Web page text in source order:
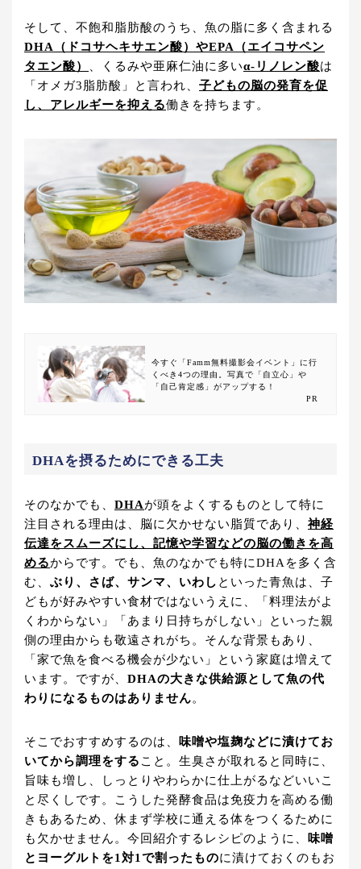
そして、不飽和脂肪酸のうち、魚の脂に多く含まれる
DHA（ドコサヘキサエン酸）やEPA（エイコサペン
タエン酸） 、くるみや亜麻仁油に多いα-リノレン酸は
「オメガ3脂肪酸」と言われ、 子どもの脳の発育を促
し、アレルギーを抑える働きを持ちます。
今すぐ「Famm無料撮影会イベント」に行
くべき4つの理由。写真で「自立心」や
「自己肯定感」がアップする！
PR
DHAを摂るためにできる工夫
そのなかでも、 DHAが頭をよくするものとして特に
注目される理由は、脳に欠かせない脂質であり、 神経
伝達をスムーズにし、記憶や学習などの脳の働きを高
めるからです。でも、魚のなかでも特にDHAを多く含
む、 ぶり、さば、サンマ、いわし といった青魚は、子
どもが好みやすい食材ではないうえに、「料理法がよ
くわからない」「あまり日持ちがしない」といった親
側の理由からも敬遠されがち。そんな背景もあり、
「家で魚を食べる機会が少ない」という家庭は増えて
います。ですが、 DHAの大きな供給源として魚の代
わりになるものはありません。
そこでおすすめするのは、
味噌や塩麹などに漬けてお
いてから調理をする こと。生臭さが取れると同時に、
旨味も増し、しっとりやわらかに仕上がるなどいいこ
と尽くしです。こうした発酵食品は免疫力を高める働
きもあるため、休まず学校に通える体をつくるために
も欠かせません。今回紹介するレシピのように、
味噌
とヨーグルトを1対1で割ったものに漬けておくのもお